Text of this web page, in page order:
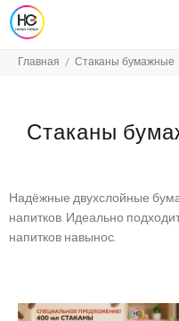
Главная Стаканы бумажные
Стаканы
Надёжные двухслойные
напитков. Идеально
напитков навынос.